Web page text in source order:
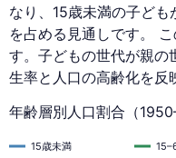
なり、15歳未満の子ども
を占める見通しです。
す。子どもの世代が親の
生率と人口の高齢化を反
年齢層別人口割合（
15歳未満